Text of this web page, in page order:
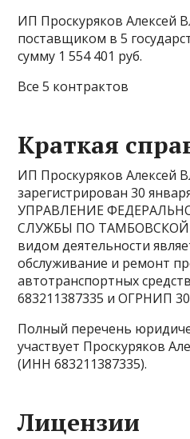
ИП Проскуряков Алексей
поставщиком в 5
сумму 1 554 401 руб.
Все 5 контрактов
Краткая
ИП Проскуряков Алексей
зарегистрирован 30
УПРАВЛЕНИЕ
СЛУЖБЫ ПО ТАМБОВСКОЙ
видом деятельности
обслуживание и ремонт
автотранспортных
683211387335 и ОГРНИП
Полный перечень
участвует Проскуряков
(ИНН 683211387335).
Лицензии